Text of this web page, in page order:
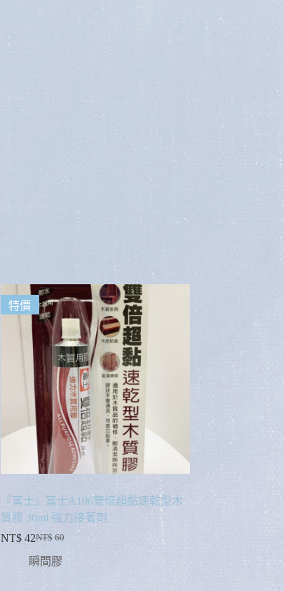
特價
『富士』富士A106雙倍超黏速乾型木
質膠 30ml 強力接著劑
NT$ 60
NT$ 42
瞬間膠